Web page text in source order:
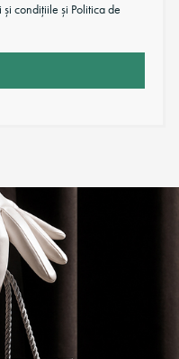
condițiile și Politica de